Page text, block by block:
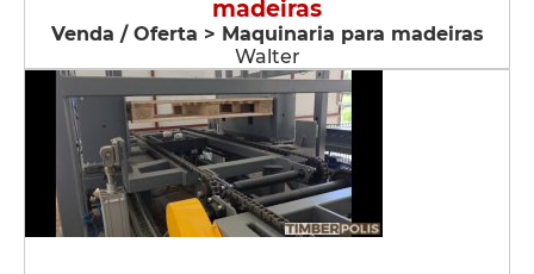
madeiras
Venda / Oferta > Maquinaria para madeiras
Walter